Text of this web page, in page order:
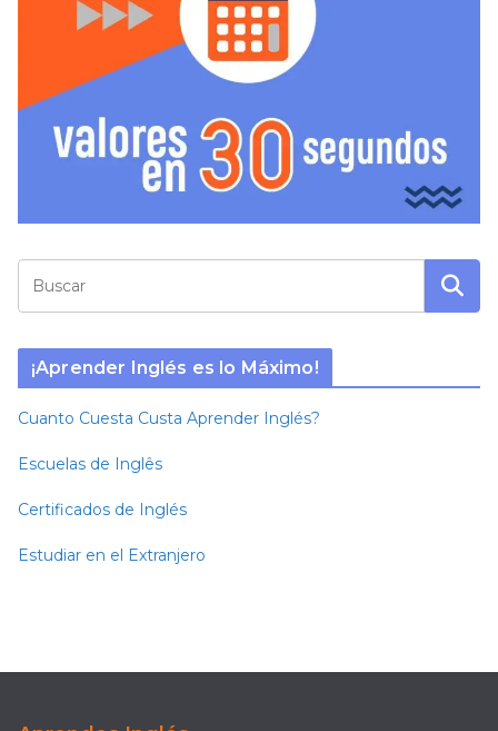
¡Aprender Inglés es lo Máximo!
Cuanto Cuesta Custa Aprender Inglés?
Escuelas de Inglês
Certificados de Inglés
Estudiar en el Extranjero